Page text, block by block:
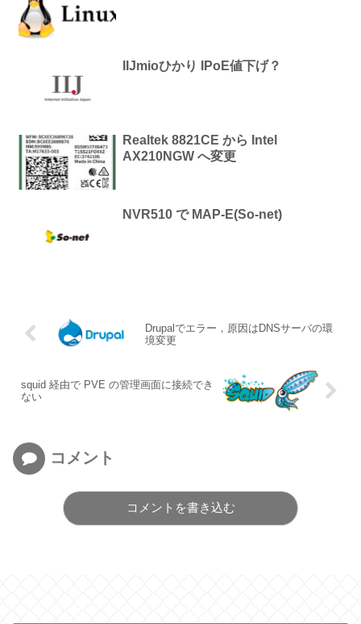
IIJmioひかり IPoE値下げ？
Realtek 8821CE から Intel
AX210NGW へ変更
NVR510 で MAP-E(So-net)
Drupalでエラー，原因はDNSサーバの環
境変更
squid 経由で PVE の管理画面に接続でき
ない
コメント
コメントを書き込む